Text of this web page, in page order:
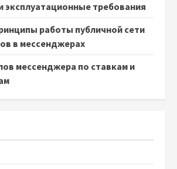
эксплуатационные требования
работы публичной сети
в мессенджерах
мессенджера по ставкам и